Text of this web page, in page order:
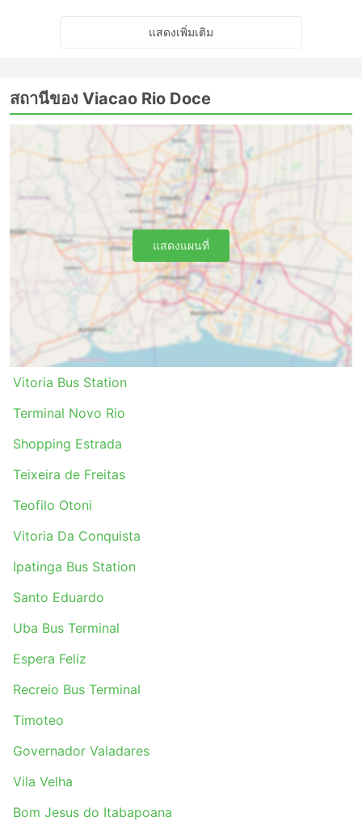
แสดงเพิ่มเติม
สถานีของ Viacao Rio Doce
Vitoria Bus Station
Terminal Novo Rio
Shopping Estrada
Teixeira de Freitas
Teofilo Otoni
Vitoria Da Conquista
Ipatinga Bus Station
Santo Eduardo
Uba Bus Terminal
Espera Feliz
Recreio Bus Terminal
Timoteo
Governador Valadares
Vila Velha
Bom Jesus do Itabapoana
แสดงแผนที่